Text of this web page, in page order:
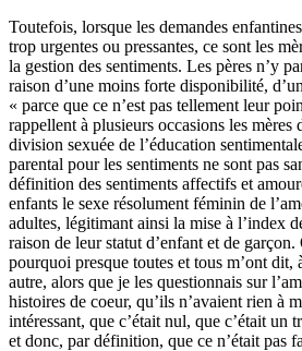
Toutefois, lorsque les demandes
trop urgentes ou pressantes, ce sont les
la gestion des sentiments. Les pères n’y
raison d’une moins forte disponibilité,
« parce que ce n’est pas tellement leur
rappellent à plusieurs occasions les
division sexuée de l’éducation
parental pour les sentiments ne sont pas
définition des sentiments affectifs et
enfants le sexe résolument féminin de
adultes, légitimant ainsi la mise à l’index
raison de leur statut d’enfant et de
pourquoi presque toutes et tous m’ont dit,
autre, alors que je les questionnais sur
histoires de coeur, qu’ils n’avaient rien à
intéressant, que c’était nul, que c’était un
et donc, par définition, que ce n’était pas